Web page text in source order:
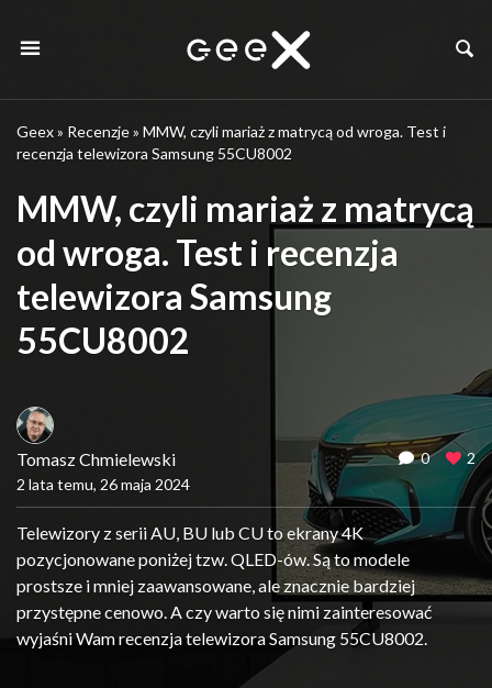
Geex» Recenzje» MMW, czyli mariaż z matrycą od wroga. Test i
recenzja telewizora Samsung 55CU8002
MMW, czyli mariaż z matrycą
od wroga. Test i recenzja
telewizora Samsung
55CU8002
Tomasz Chmielewski
2 lata temu, 26 maja 2024
0 2
Telewizory z serii AU, BU lub CU to ekrany 4K
pozycjonowane poniżej tzw. QLED-ów. Są to modele
prostsze i mniej zaawansowane, ale znacznie bardziej
przystępne cenowo. A czy warto się nimi zainteresować
wyjaśni Wam recenzja telewizora Samsung 55CU8002.